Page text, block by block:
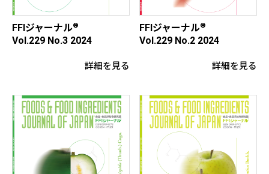
FFIジャーナル®
Vol.229 No.3 2024
詳細を見る
FFIジャーナル®
Vol.229 No.2 2024
詳細を見る